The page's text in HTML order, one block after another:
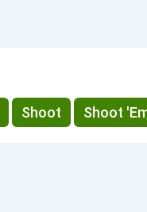
Shoot Shoot